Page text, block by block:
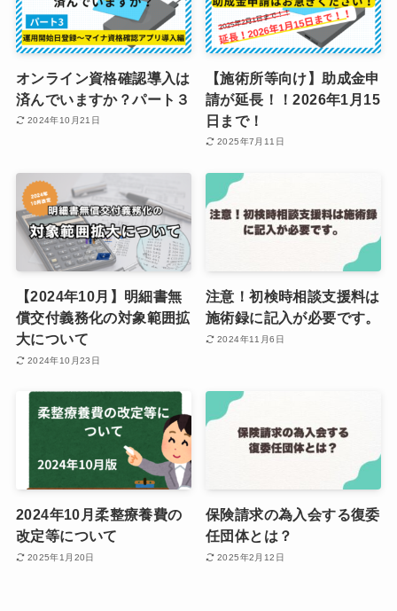
オンライン資格確認導入は
済んでいますか？パート３
2024年10月21日
【施術所等向け】助成金申
請が延長！！2026年1月15
日まで！
2025年7月11日
【2024年10月】明細書無
償交付義務化の対象範囲拡
大について
2024年10月23日
注意！初検時相談支援料は
施術録に記入が必要です。
2024年11月6日
2024年10月柔整療養費の
改定等について
2025年1月20日
保険請求の為入会する復委
任団体とは？
2025年2月12日